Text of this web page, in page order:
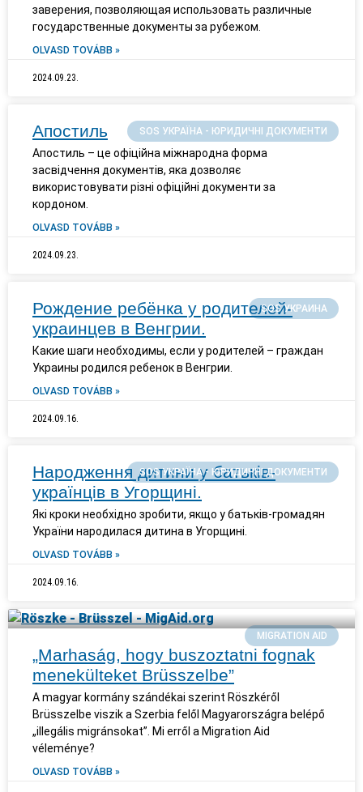
заверения, позволяющая использовать различные
государственные документы за рубежом.
OLVASD TOVÁBB »
2024.09.23.
SOS УКРАЇНА - ЮРИДИЧНІ ДОКУМЕНТИ
Апостиль
Апостиль – це офіційна міжнародна форма
засвідчення документів, яка дозволяє
використовувати різні офіційні документи за
кордоном.
OLVASD TOVÁBB »
2024.09.23.
SOS УКРАИНА
Рождение ребёнка у родителей-
украинцев в Венгрии.
Какие шаги необходимы, если у родителей – граждан
Украины родился ребенок в Венгрии.
OLVASD TOVÁBB »
2024.09.16.
SOS УКРАЇНА - ЮРИДИЧНІ ДОКУМЕНТИ
Народження дитини у батьків-
українців в Угорщині.
Які кроки необхідно зробити, якщо у батьків-громадян
України народилася дитина в Угорщині.
OLVASD TOVÁBB »
2024.09.16.
MIGRATION AID
„Marhaság, hogy buszoztatni fognak
menekülteket Brüsszelbe”
A magyar kormány szándékai szerint Röszkéről
Brüsszelbe viszik a Szerbia felől Magyarországra belépő
„illegális migránsokat”. Mi erről a Migration Aid
véleménye?
OLVASD TOVÁBB »